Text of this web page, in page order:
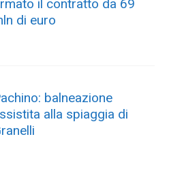
il contratto da 69
di euro
balneazione
alla spiaggia di